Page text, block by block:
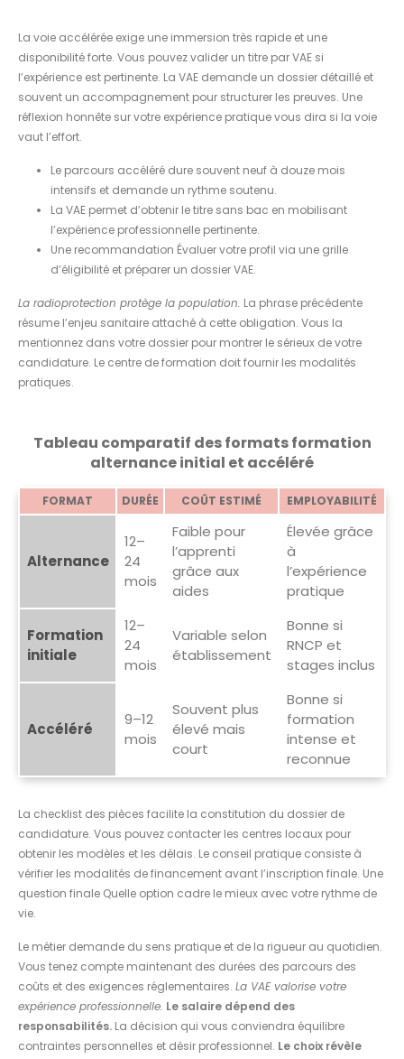
La voie accélérée exige une immersion très rapide et une
disponibilité forte. Vous pouvez valider un titre par VAE si
l’expérience est pertinente. La VAE demande un dossier détaillé et
souvent un accompagnement pour structurer les preuves. Une
réflexion honnête sur votre expérience pratique vous dira si la voie
vaut l’effort.
Le parcours accéléré dure souvent neuf à douze mois
intensifs et demande un rythme soutenu.
La VAE permet d’obtenir le titre sans bac en mobilisant
l’expérience professionnelle pertinente.
Une recommandation Évaluer votre profil via une grille
d’éligibilité et préparer un dossier VAE.
La radioprotection protège la population. La phrase précédente
résume l’enjeu sanitaire attaché à cette obligation. Vous la
mentionnez dans votre dossier pour montrer le sérieux de votre
candidature. Le centre de formation doit fournir les modalités
pratiques.
Tableau comparatif des formats formation
alternance initial et accéléré
FORMAT DURÉE COÛT ESTIMÉ EMPLOYABILITÉ
Alternance
12–
24
mois
Faible pour
l’apprenti
grâce aux
aides
Élevée grâce
à
l’expérience
pratique
Formation
initiale
12–
24
mois
Variable selon
établissement
Bonne si
RNCP et
stages inclus
Accéléré
9–12
mois
Souvent plus
élevé mais
court
Bonne si
formation
intense et
reconnue
La checklist des pièces facilite la constitution du dossier de
candidature. Vous pouvez contacter les centres locaux pour
obtenir les modèles et les délais. Le conseil pratique consiste à
vérifier les modalités de financement avant l’inscription finale. Une
question finale Quelle option cadre le mieux avec votre rythme de
vie.
Le métier demande du sens pratique et de la rigueur au quotidien.
Vous tenez compte maintenant des durées des parcours des
coûts et des exigences réglementaires. La VAE valorise votre
expérience professionnelle. Le salaire dépend des
responsabilités. La décision qui vous conviendra équilibre
contraintes personnelles et désir professionnel. Le choix révèle